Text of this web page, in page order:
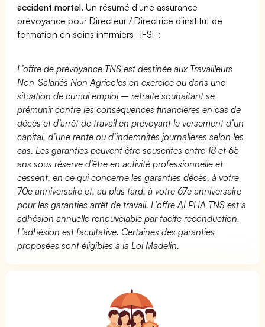
accident mortel. Un résumé d'une assurance
prévoyance pour Directeur / Directrice d'institut de
formation en soins infirmiers -IFSI-:
L’offre de prévoyance TNS est destinée aux Travailleurs
Non-Salariés Non Agricoles en exercice ou dans une
situation de cumul emploi – retraite souhaitant se
prémunir contre les conséquences financières en cas de
décès et d’arrêt de travail en prévoyant le versement d’un
capital, d’une rente ou d’indemnités journalières selon les
cas. Les garanties peuvent être souscrites entre 18 et 65
ans sous réserve d’être en activité professionnelle et
cessent, en ce qui concerne les garanties décès, à votre
70e anniversaire et, au plus tard, à votre 67e anniversaire
pour les garanties arrêt de travail. L’offre ALPHA TNS est à
adhésion annuelle renouvelable par tacite reconduction.
L’adhésion est facultative. Certaines des garanties
proposées sont éligibles à la Loi Madelin.